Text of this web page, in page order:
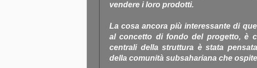
vendere i loro prodotti.
La cosa ancora più interessante di
al concetto di fondo del progetto, è
centrali della struttura è stata
della comunità subsahariana che